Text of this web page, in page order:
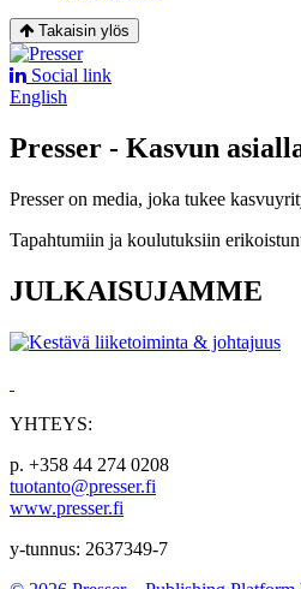
Takaisin ylös
Social link
English
Presser - Kasvun
Presser on media, joka tukee
Tapahtumiin ja koulutuksiin
JULKAISUJAMME
YHTEYS:
p. +358 44 274 0208
tuotanto@presser.fi
www.presser.fi
y-tunnus: 2637349-7